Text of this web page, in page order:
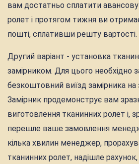
вам достатньо сплатити
ролет і протягом тижня ви
пошті, сплативши решту вартості.
Другий варіант - установка
замірником. Для цього необхідно
безкоштовний виїзд замірника на
Замірник продемонструє вам
виготовлення тканинних ролет і,
перешле ваше замовлення
кілька хвилин менеджер,
тканинних ролет, надішле